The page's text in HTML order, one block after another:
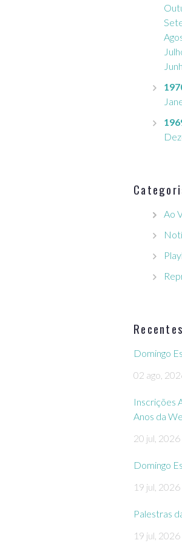
Ao
Recentes
Domingo
02 ago,
Inscrições
Anos da
20 jul, 2026
Domingo
19 jul, 2026
Palestras
19 jul, 2026